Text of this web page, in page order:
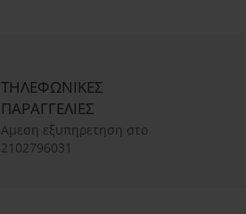
ΤΗΛΕΦΩΝΙΚΈΣ
ΠΑΡΑΓΓΕΛΊΕΣ
Αμεση εξυπηρετηση στο
2102796031